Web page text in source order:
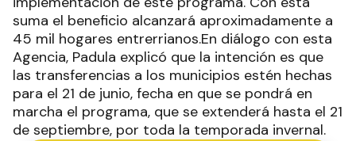
suma el beneficio alcanzará aproximadamente a
45 mil hogares entrerrianos.En diálogo con esta
Agencia, Padula explicó que la intención es que
las transferencias a los municipios estén hechas
para el 21 de junio, fecha en que se pondrá en
marcha el programa, que se extenderá hasta el 21
de septiembre, por toda la temporada invernal.